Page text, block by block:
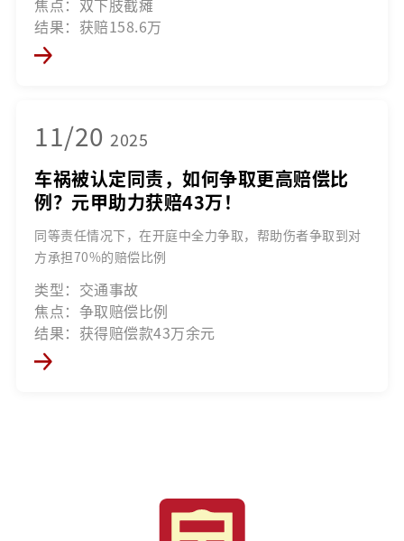
结果：获赔158.6万
11/20 2025
车祸被认定同责，如何争取更高赔偿比
例？元甲助力获赔43万！
同等责任情况下，在开庭中全力争取，帮助伤者争取到对
方承担70%的赔偿比例
类型：交通事故
焦点：争取赔偿比例
结果：获得赔偿款43万余元